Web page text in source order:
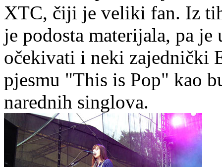
XTC, čiji je veliki fan. Iz
je podosta materijala, pa
očekivati i neki zajednički
pjesmu "This is Pop" kao
narednih singlova.